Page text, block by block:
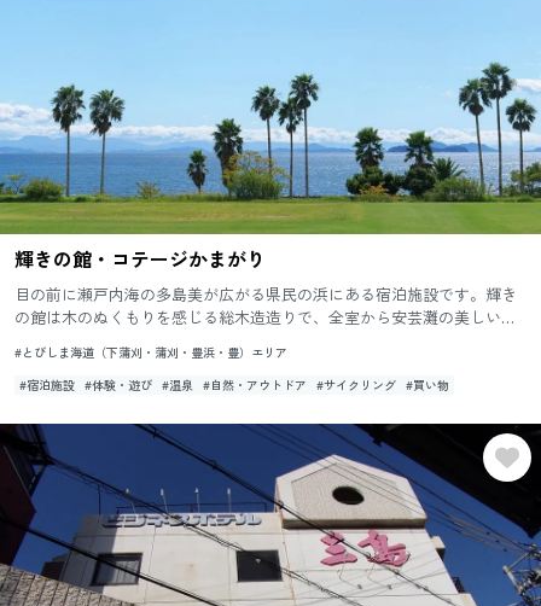
輝きの館・コテージかまがり
目の前に瀬戸内海の多島美が広がる県民の浜にある宿泊施設です。輝き
の館は木のぬくもりを感じる総木造造りで、全室から安芸灘の美しい景
戸...
#とびしま海道（下蒲刈・蒲刈・豊浜・豊）エリア
#宿泊施設 #体験・遊び #温泉 #自然・アウトドア #サイクリング #買い物